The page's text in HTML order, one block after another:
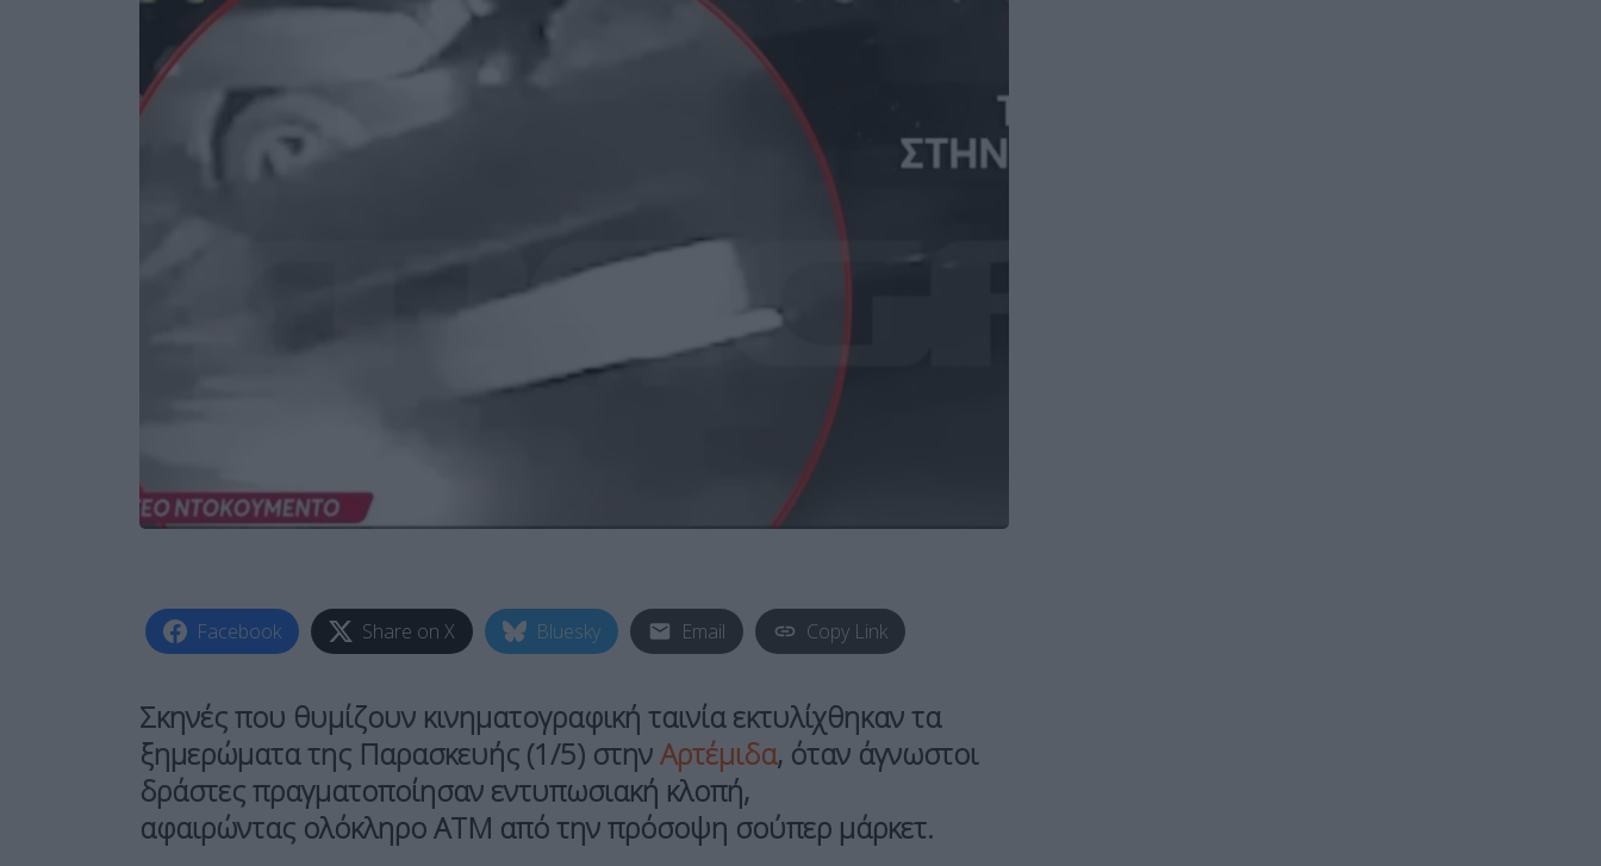
Facebook Share on X Bluesky Email Copy Link
Σκηνές που θυμίζουν κινηματογραφική ταινίαεκτυλίχθηκαν τα
ξημερώματα της Παρασκευής (1/5) στηνΑρτέμιδα, όταν άγνωστοι
δράστες πραγματοποίησαν εντυπωσιακή κλοπή,
αφαιρώντας ολόκληρο ΑΤΜ από την πρόσοψη σούπερ μάρκετ.